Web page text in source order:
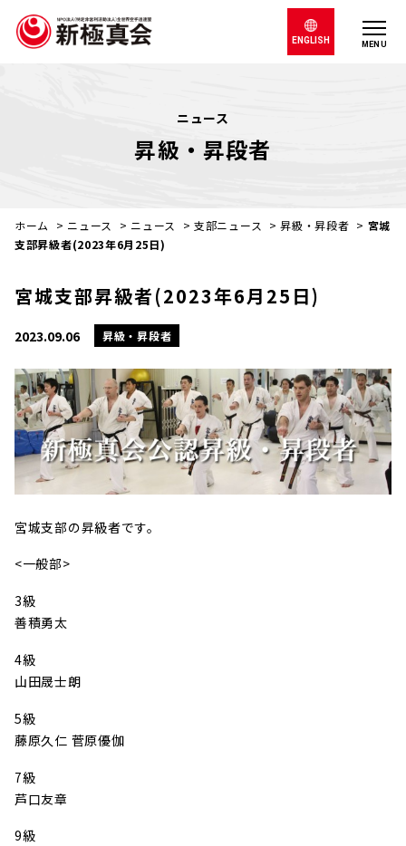
MENU
ENGLISH
ニュース
昇級・昇段者
ホーム > ニュース > ニュース >支部ニュース >昇級・昇段者 > 宮城
支部昇級者(2023年6月25日)
宮城支部昇級者(2023年6月25日)
2023.09.06 昇級・昇段者
宮城支部の昇級者です。
<一般部>
3級
善積勇太
4級
山田晟士朗
5級
藤原久仁 菅原優伽
7級
芦口友章
9級